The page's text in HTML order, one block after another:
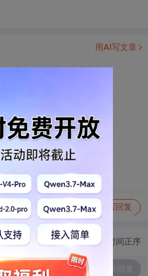
写回复
用AI写文章
切换为时间正序